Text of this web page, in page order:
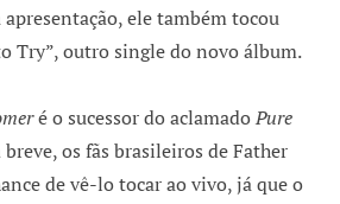
ele também tocou
Try”, outro single do novo álbum.
é o sucessor do aclamadoPure
os fãs brasileiros de Father
de vê-lo tocar ao vivo, já que o